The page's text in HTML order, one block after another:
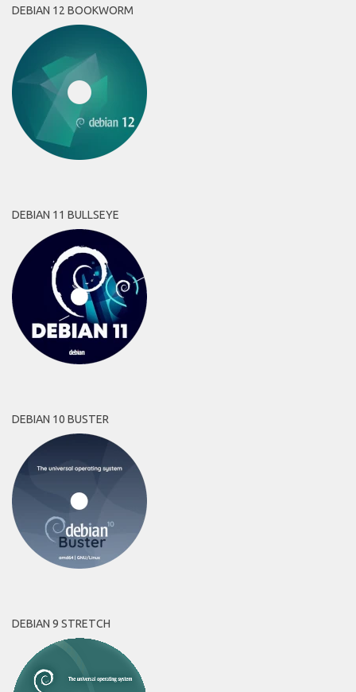
DEBIAN 12 BOOKWORM
DEBIAN 11 BULLSEYE
DEBIAN 10 BUSTER
DEBIAN 9 STRETCH